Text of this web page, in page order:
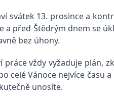
svátek 13. prosince a
a před Štědrým dnem se
bez úhony.
práce vždy vyžaduje plán,
celé Vánoce nejvíce času
unosíte.